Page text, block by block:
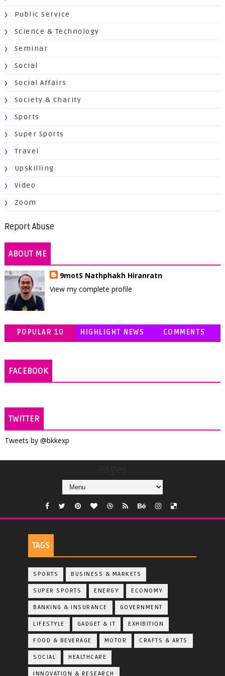
Public Service
Science & Technology
Seminar
Social
Social Affairs
Society & Charity
Sports
Super Sports
Travel
Upskilling
Video
Zoom
Report Abuse
ABOUT ME
9motS Nathphakh Hiranratn
View my complete profile
POPULAR 10 HIGHLIGHT NEWS COMMENTS
FACEBOOK
TWITTER
Tweets by @bkkexp
TAGS
SPORTS BUSINESS & MARKETS
SUPER SPORTS ENERGY ECONOMY
BANKING & INSURANCE GOVERNMENT
LIFESTYLE GADGET & IT EXHIBITION
FOOD & BEVERAGE MOTOR CRAFTS & ARTS
SOCIAL HEALTHCARE
INNOVATION & RESEARCH